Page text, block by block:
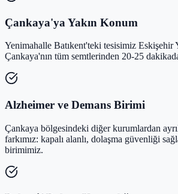
Çankaya'ya Yakın Konum
Yenimahalle Batıkent'teki tesisimiz Eskişehir
Çankaya'nın tüm semtlerinden 20-25
Alzheimer ve Demans Birimi
Çankaya bölgesindeki diğer kurumlardan
farkımız: kapalı alanlı, dolaşma güvenliği
birimimiz.